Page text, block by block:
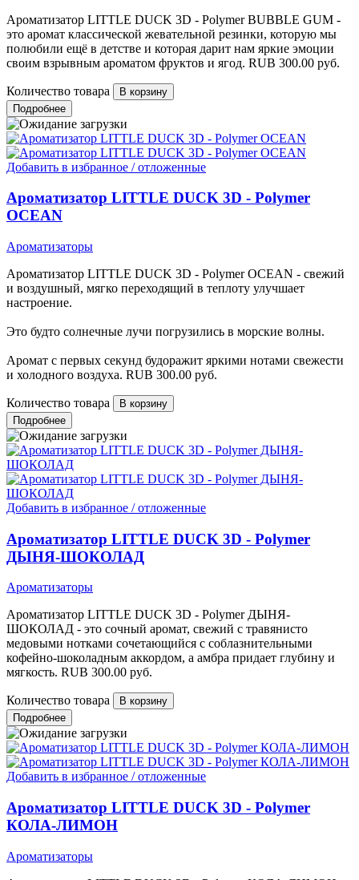
Ароматизатор LITTLE DUCK 3D - Polymer BUBBLE GUM -
это аромат классической жевательной резинки, которую мы
полюбили ещё в детстве и которая дарит нам яркие эмоции
своим взрывным ароматом фруктов и ягод. RUB 300.00 руб.
Количество товара
Подробнее
Добавить в избранное / отложенные
Ароматизатор LITTLE DUCK 3D - Polymer
OCEAN
Ароматизаторы
Ароматизатор LITTLE DUCK 3D - Polymer OCEAN - свежий
и воздушный, мягко переходящий в теплоту улучшает
настроение.
Это будто солнечные лучи погрузились в морские волны.
Аромат с первых секунд будоражит яркими нотами свежести
и холодного воздуха. RUB 300.00 руб.
Количество товара
Подробнее
Добавить в избранное / отложенные
Ароматизатор LITTLE DUCK 3D - Polymer
ДЫНЯ-ШОКОЛАД
Ароматизаторы
Ароматизатор LITTLE DUCK 3D - Polymer ДЫНЯ-
ШОКОЛАД - это сочный аромат, свежий с травянисто
медовыми нотками сочетающийся с соблазнительными
кофейно-шоколадным аккордом, а амбра придает глубину и
мягкость. RUB 300.00 руб.
Количество товара
Подробнее
Добавить в избранное / отложенные
Ароматизатор LITTLE DUCK 3D - Polymer
КОЛА-ЛИМОН
Ароматизаторы